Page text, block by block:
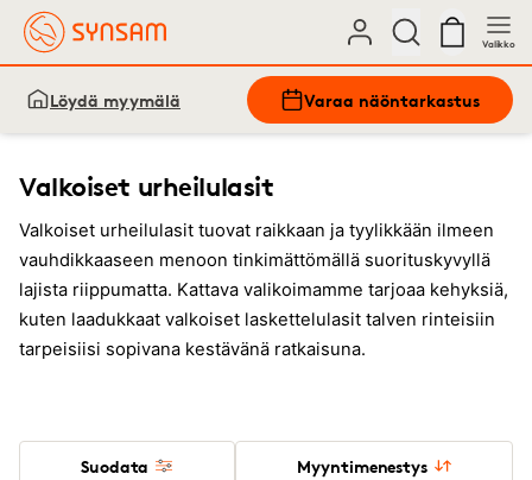
Valikko
Löydä myymälä Varaa näöntarkastus
Valkoiset urheilulasit
Valkoiset urheilulasit tuovat raikkaan ja tyylikkään ilmeen
vauhdikkaaseen menoon tinkimättömällä suorituskyvyllä
lajista riippumatta. Kattava valikoimamme tarjoaa kehyksiä,
kuten laadukkaat valkoiset laskettelulasit talven rinteisiin
tarpeisiisi sopivana kestävänä ratkaisuna.
Suodata Myyntimenestys